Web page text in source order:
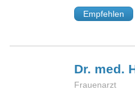
Empfehlen
Dr. med.
Frauenarzt